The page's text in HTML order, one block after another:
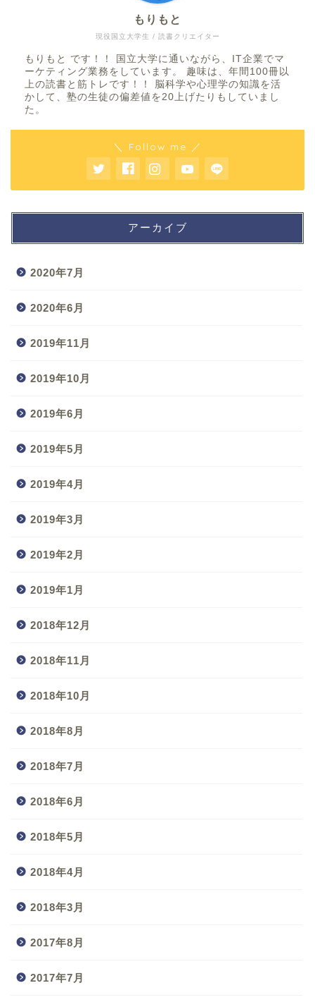
現役国立大学生 / 読書クリエイター
もりもと
もりもと です！！ 国立大学に通いながら、IT企業でマ
ーケティング業務をしています。 趣味は、年間100冊以
上の読書と筋トレです！！ 脳科学や心理学の知識を活
かして、塾の生徒の偏差値を20上げたりもしていまし
た。
＼ Follow me ／
アーカイブ
2020年7月
2020年6月
2019年11月
2019年10月
2019年6月
2019年5月
2019年4月
2019年3月
2019年2月
2019年1月
2018年12月
2018年11月
2018年10月
2018年8月
2018年7月
2018年6月
2018年5月
2018年4月
2018年3月
2017年8月
2017年7月